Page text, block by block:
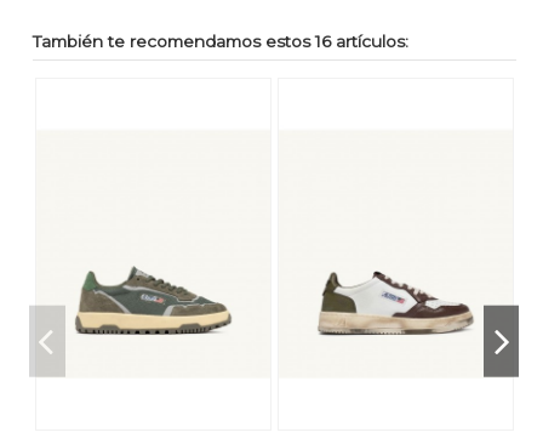
También te recomendamos estos 16 artículos: